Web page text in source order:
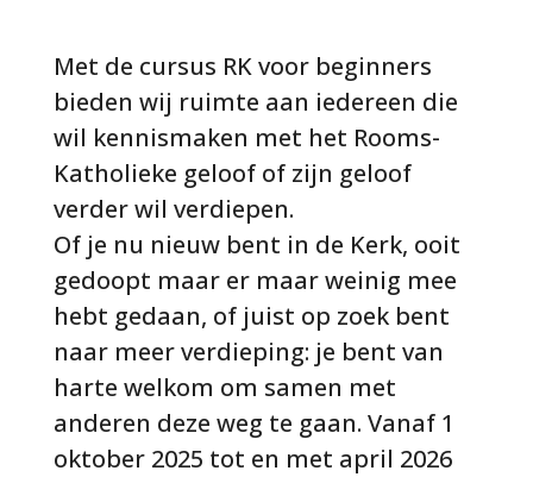
Met de cursus RK voor beginners
bieden wij ruimte aan iedereen die
wil kennismaken met het Rooms-
Katholieke geloof of zijn geloof
verder wil verdiepen.
Of je nu nieuw bent in de Kerk, ooit
gedoopt maar er maar weinig mee
hebt gedaan, of juist op zoek bent
naar meer verdieping: je bent van
harte welkom om samen met
anderen deze weg te gaan. Vanaf 1
oktober 2025 tot en met april 2026